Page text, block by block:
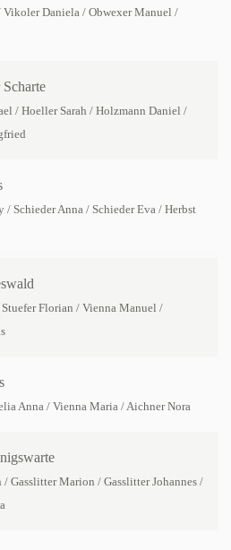
Vikoler Daniela / Obwexer Manuel /
Scharte
/ Hoeller Sarah / Holzmann Daniel /
/ Schieder Anna / Schieder Eva / Herbst
Florian / Vienna Manuel /
Anna / Vienna Maria / Aichner Nora
Gasslitter Marion / Gasslitter Johannes /